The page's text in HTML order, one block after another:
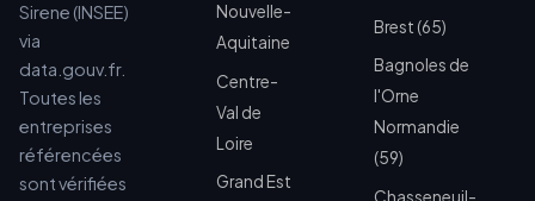
Sirene (INSEE)
via
data.gouv.fr.
Toutes les
entreprises
référencées
sont vérifiées
Nouvelle-
Aquitaine
Centre-
Val de
Loire
Grand Est
Brest (65)
Bagnoles de
l'Orne
Normandie
(59)
Chasseneuil-